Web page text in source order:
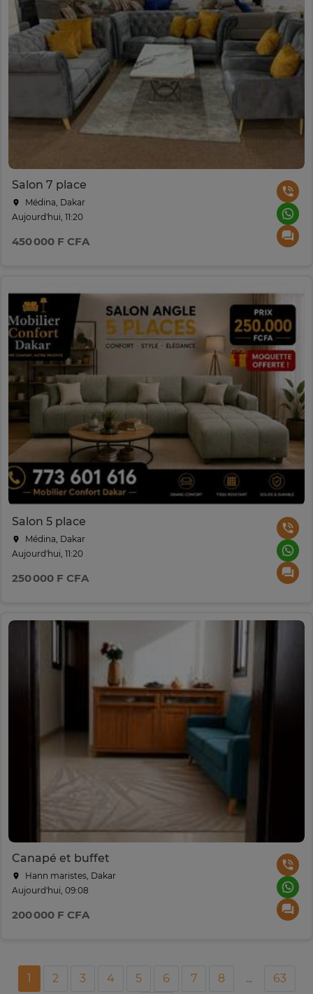
Salon 7 place
Médina, Dakar
Aujourd'hui, 11:20
450 000 F CFA
Salon 5 place
Médina, Dakar
Aujourd'hui, 11:20
250 000 F CFA
Canapé et buffet
Hann maristes, Dakar
Aujourd'hui, 09:08
200 000 F CFA
1 2 3 4 5 6 7 8 ...
63